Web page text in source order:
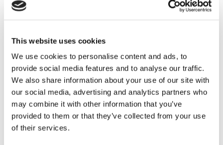
This website uses cookies
We use cookies to personalise content and ads, to
provide social media features and to analyse our traffic.
We also share information about your use of our site with
our social media, advertising and analytics partners who
may combine it with other information that you’ve
provided to them or that they’ve collected from your use
of their services.
Lösemittel-Farben
UV/Lösemittel-Farben
Flüssigkeiten für die manuelle
Reinigung